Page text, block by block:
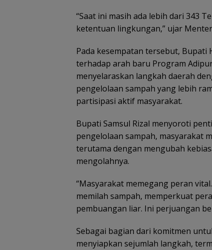
“Saat ini masih ada lebih dari 343
ketentuan lingkungan,” ujar
Pada kesempatan tersebut, Bupati
terhadap arah baru Program
menyelaraskan langkah daerah
pengelolaan sampah yang lebih
partisipasi aktif masyarakat.
Bupati Samsul Rizal menyoroti
pengelolaan sampah, masyarakat
terutama dengan mengubah
mengolahnya.
“Masyarakat memegang peran
memilah sampah, memperkuat
pembuangan liar. Ini perjuangan
Sebagai bagian dari komitmen
menyiapkan sejumlah langkah,